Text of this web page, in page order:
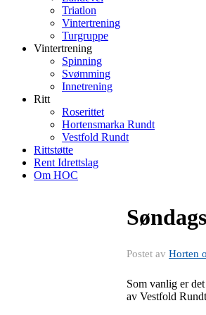
Triatlon
Vintertrening
Turgruppe
Vintertrening
Spinning
Svømming
Innetrening
Ritt
Roserittet
Hortensmarka Rundt
Vestfold Rundt
Rittstøtte
Rent Idrettslag
Om HOC
Postet av Horten
Som vanlig er
av Vestfold